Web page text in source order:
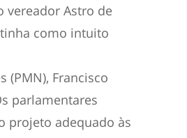
vereador Astro de
como intuito
(PMN), Francisco
parlamentares
projeto adequado às